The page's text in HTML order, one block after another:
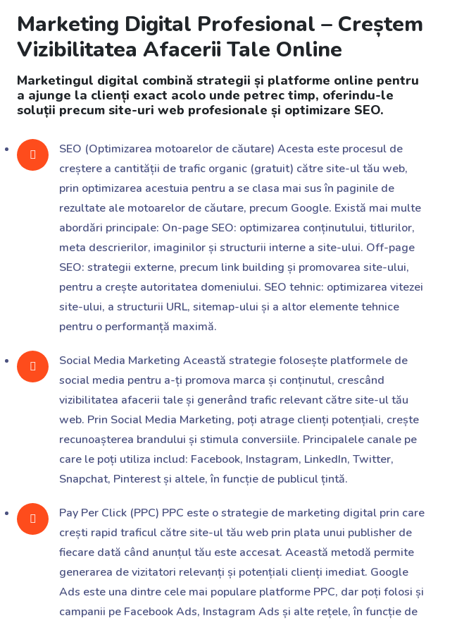
Marketing Digital Profesional – Creștem
Vizibilitatea Afacerii Tale Online
Marketingul digital combină strategii și platforme online pentru
a ajunge la clienți exact acolo unde petrec timp, oferindu-le
soluții precum site-uri web profesionale și optimizare SEO.
SEO (Optimizarea motoarelor de căutare) Acesta este procesul de
creștere a cantității de trafic organic (gratuit) către site-ul tău web,
prin optimizarea acestuia pentru a se clasa mai sus în paginile de
rezultate ale motoarelor de căutare, precum Google. Există mai multe
abordări principale: On-page SEO: optimizarea conținutului, titlurilor,
meta descrierilor, imaginilor și structurii interne a site-ului. Off-page
SEO: strategii externe, precum link building și promovarea site-ului,
pentru a crește autoritatea domeniului. SEO tehnic: optimizarea vitezei
site-ului, a structurii URL, sitemap-ului și a altor elemente tehnice
pentru o performanță maximă.
Social Media Marketing Această strategie folosește platformele de
social media pentru a-ți promova marca și conținutul, crescând
vizibilitatea afacerii tale și generând trafic relevant către site-ul tău
web. Prin Social Media Marketing, poți atrage clienți potențiali, crește
recunoașterea brandului și stimula conversiile. Principalele canale pe
care le poți utiliza includ: Facebook, Instagram, LinkedIn, Twitter,
Snapchat, Pinterest și altele, în funcție de publicul țintă.
Pay Per Click (PPC) PPC este o strategie de marketing digital prin care
crești rapid traficul către site-ul tău web prin plata unui publisher de
fiecare dată când anunțul tău este accesat. Această metodă permite
generarea de vizitatori relevanți și potențiali clienți imediat. Google
Ads este una dintre cele mai populare platforme PPC, dar poți folosi și
campanii pe Facebook Ads, Instagram Ads și alte rețele, în funcție de